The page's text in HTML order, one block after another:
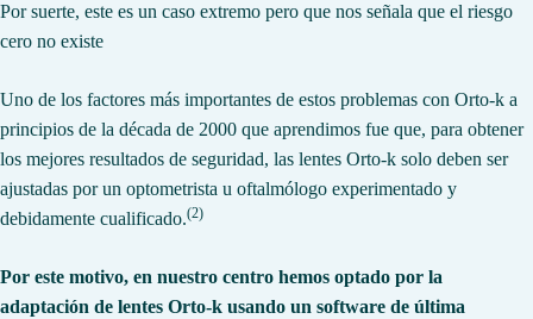
Por suerte, este es un caso extremo pero que nos señala que el riesgo
cero no existe
Uno de los factores más importantes de estos problemas con Orto-k a
principios de la década de 2000 que aprendimos fue que, para obtener
los mejores resultados de seguridad, las lentes Orto-k solo deben ser
ajustadas por un optometrista u oftalmólogo experimentado y
debidamente cualificado.(2)
Por este motivo, en nuestro centro hemos optado por la
adaptación de lentes Orto-k usando un software de última